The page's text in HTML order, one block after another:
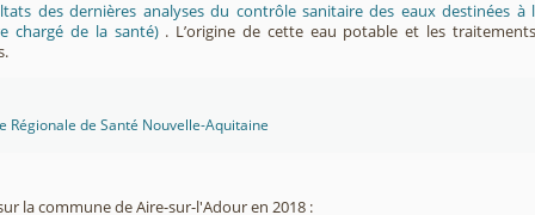
des dernières analyses du contrôle sanitaire des eaux destinées
chargé de la santé) . L’origine de cette eau potable et les
Régionale de Santé Nouvelle-Aquitaine
la commune de Aire-sur-l'Adour en 2018 :